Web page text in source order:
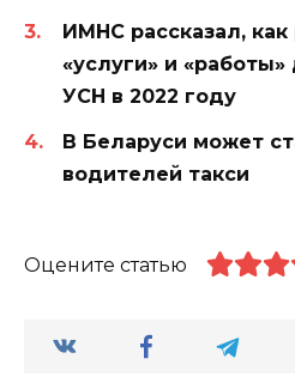
ИМНС рассказал,
«услуги» и
УСН в 2022 году
В Беларуси может
водителей такси
Оцените статью